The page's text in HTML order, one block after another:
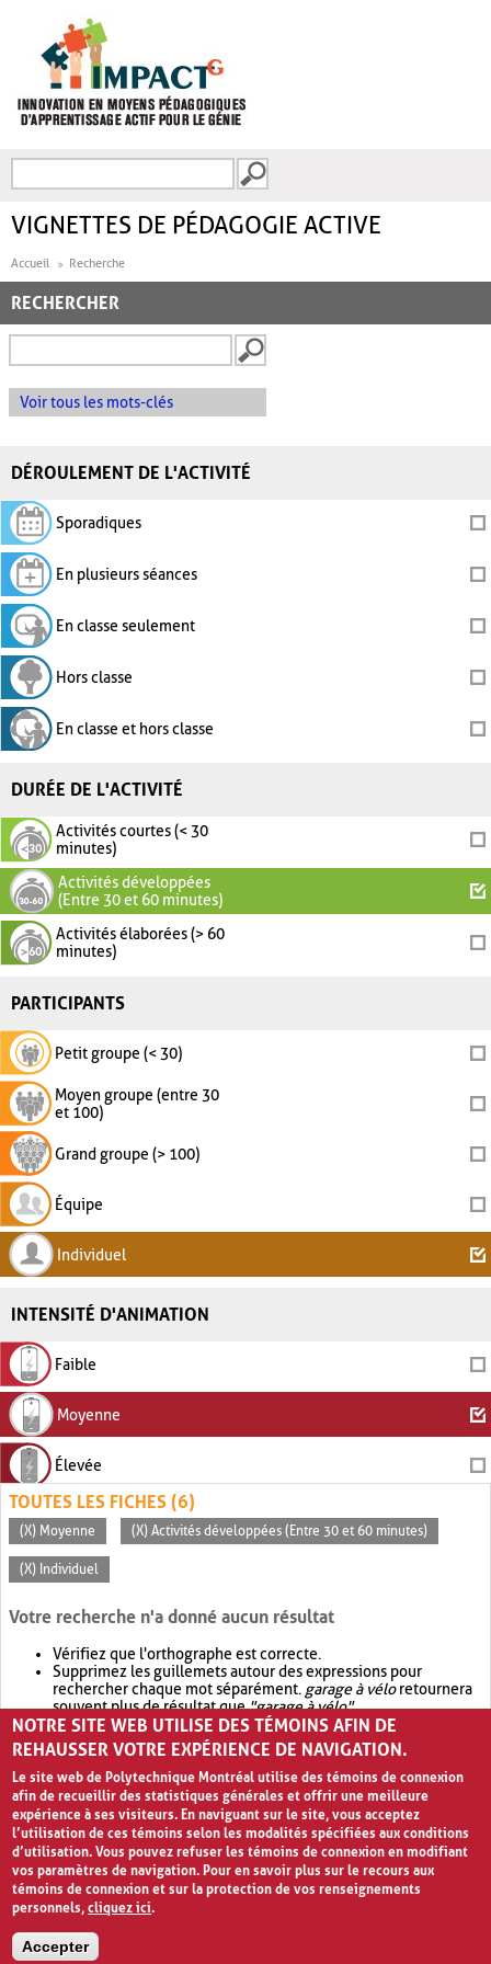
FORMULAIRE DE
VIGNETTES DE PÉDAGOGIE ACTIVE
Accueil Recherche
RECHERCHER
Voir tous les mots-clés
DÉROULEMENT DE L'ACTIVITÉ
Sporadiques
En plusieurs séances
En classe seulement
Hors classe
En classe et hors classe
DURÉE DE L'ACTIVITÉ
Activités courtes (< 30
minutes)
Activités développées
(Entre 30 et 60 minutes)
Activités élaborées (> 60
minutes)
PARTICIPANTS
Petit groupe (< 30)
Moyen groupe (entre 30
et 100)
Grand groupe (> 100)
Équipe
Individuel
INTENSITÉ D'ANIMATION
Faible
Moyenne
Élevée
TOUTES LES FICHES (6)
(X) Moyenne (X) Activités développées (Entre 30 et 60 minutes)
(X) Individuel
Votre recherche n'a donné aucun résultat
Vérifiez que l'orthographe est correcte.
Supprimez les guillemets autour des expressions pour
rechercher chaque mot séparément. garage à véloretournera
souvent plus de résultat que"garage à vélo".
Envisagez d'élargir votre recherche avec OR.garage OR vélo
retournera souvent plus de résultat quegarage à vélo
NOTRE SITE WEB UTILISE DES TÉMOINS AFIN DE
REHAUSSER VOTRE EXPÉRIENCE DE NAVIGATION.
Le site web de Polytechnique Montréal utilise des témoins de connexion
afin de recueillir des statistiques générales et offrir une meilleure
expérience à ses visiteurs. En naviguant sur le site, vous acceptez
l’utilisation de ces témoins selon les modalités spécifiées aux conditions
d’utilisation. Vous pouvez refuser les témoins de connexion en modifiant
vos paramètres de navigation. Pour en savoir plus sur le recours aux
témoins de connexion et sur la protection de vos renseignements
personnels,cliquez ici.
Accepter